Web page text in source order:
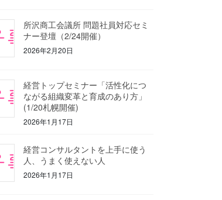
所沢商工会議所 問題社員対応セミ
ナー登壇（2/24開催）
2026年2月20日
経営トップセミナー「活性化につ
ながる組織変革と育成のあり方」
(1/20札幌開催)
2026年1月17日
経営コンサルタントを上手に使う
人、うまく使えない人
2026年1月17日